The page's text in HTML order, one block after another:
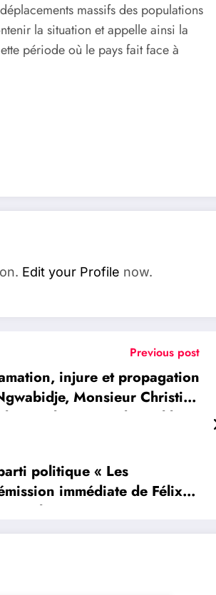
massifs des populations
la situation et appelle ainsi la
période où le pays fait face à
Edit your Profile now.
Previous post
injure et propagation
Monsieur Christian
pardon avant d’être libéré
politique « Les
immédiate de Félix